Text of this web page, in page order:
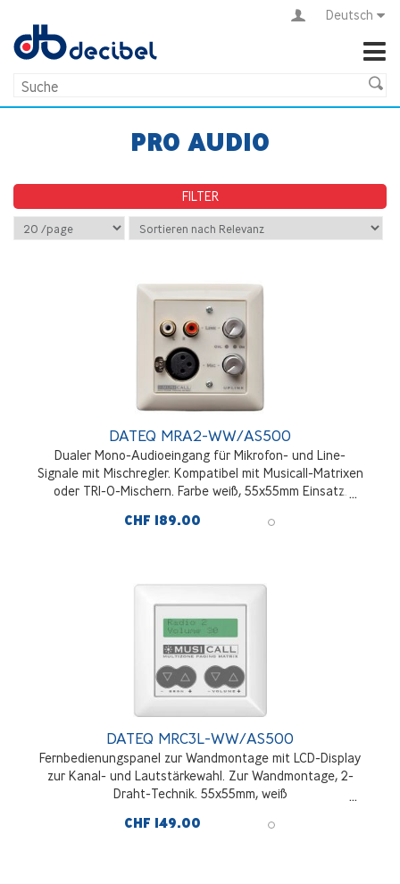
Deutsch
PRO AUDIO
FILTER
DATEQ MRA2-WW/AS500
Dualer Mono-Audioeingang für Mikrofon- und Line-
Signale mit Mischregler. Kompatibel mit Musicall-Matrixen
oder TRI-O-Mischern. Farbe weiß, 55x55mm Einsatz.
CHF 189.00
DATEQ MRC3L-WW/AS500
Fernbedienungspanel zur Wandmontage mit LCD-Display
zur Kanal- und Lautstärkewahl. Zur Wandmontage, 2-
Draht-Technik. 55x55mm, weiß
CHF 149.00